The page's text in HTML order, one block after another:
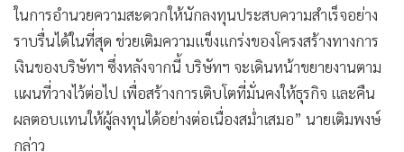
ในการอำนวยความสะดวกให้นักลงทุนประสบความสำเร็จอย่าง
ราบรื่นได้ในที่สุด ช่วยเติมความแข็งแกร่งของโครงสร้างทางการ
เงินของบริษัทฯ ซึ่งหลังจากนี้ บริษัทฯ จะเดินหน้าขยายงานตาม
แผนที่วางไว้ต่อไป เพื่อสร้างการเติบโตที่มั่นคงให้ธุรกิจ และคืน
ผลตอบแทนให้ผู้ลงทุนได้อย่างต่อเนื่องสม่ำเสมอ” นายเติมพงษ์
กล่าว